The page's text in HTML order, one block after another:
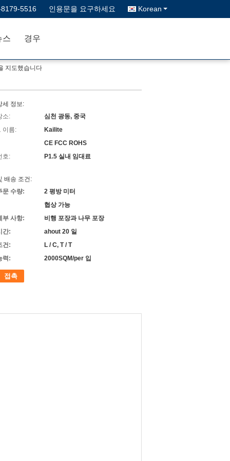
5516 인용문을 요구하세요 Korean
스 경우
지도했습니다
세 정보:
소:
심천 광동, 중국
이름:
Kailite
CE FCC ROHS
호:
P1.5 실내 임대료
배송 조건:
문 수량:
2 평방 미터
협상 가능
부 사항:
비행 포장과 나무 포장
간:
ahout 20 일
건:
L / C, T / T
력:
2000SQM/per 입
접촉